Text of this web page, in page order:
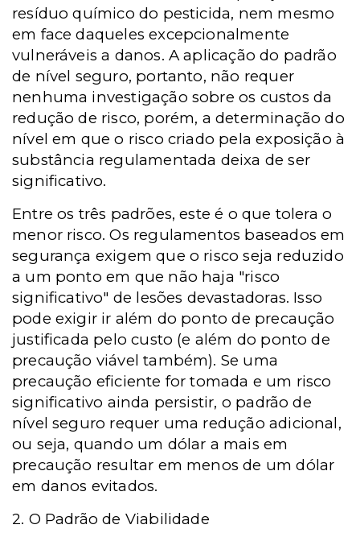
resíduo químico do pesticida, nem mesmo
em face daqueles excepcionalmente
vulneráveis a danos. A aplicação do padrão
de nível seguro, portanto, não requer
nenhuma investigação sobre os custos da
redução de risco, porém, a determinação do
nível em que o risco criado pela exposição à
substância regulamentada deixa de ser
significativo.
Entre os três padrões, este é o que tolera o
menor risco. Os regulamentos baseados em
segurança exigem que o risco seja reduzido
a um ponto em que não haja "risco
significativo" de lesões devastadoras. Isso
pode exigir ir além do ponto de precaução
justificada pelo custo (e além do ponto de
precaução viável também). Se uma
precaução eficiente for tomada e um risco
significativo ainda persistir, o padrão de
nível seguro requer uma redução adicional,
ou seja, quando um dólar a mais em
precaução resultar em menos de um dólar
em danos evitados.
2. O Padrão de Viabilidade